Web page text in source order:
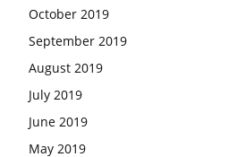
October 2019
September 2019
August 2019
July 2019
June 2019
May 2019